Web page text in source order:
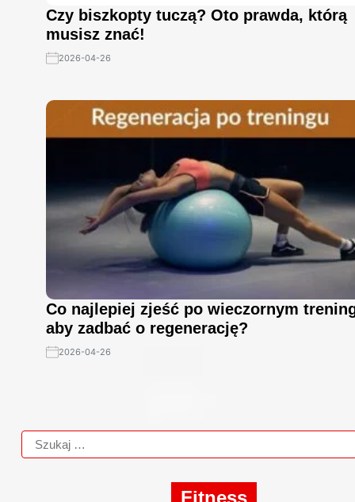
Czy biszkopty tuczą? Oto prawda, którą
musisz znać!
2026-04-26
Co najlepiej zjeść po wieczornym
aby zadbać o regenerację?
2026-04-26
Fitness